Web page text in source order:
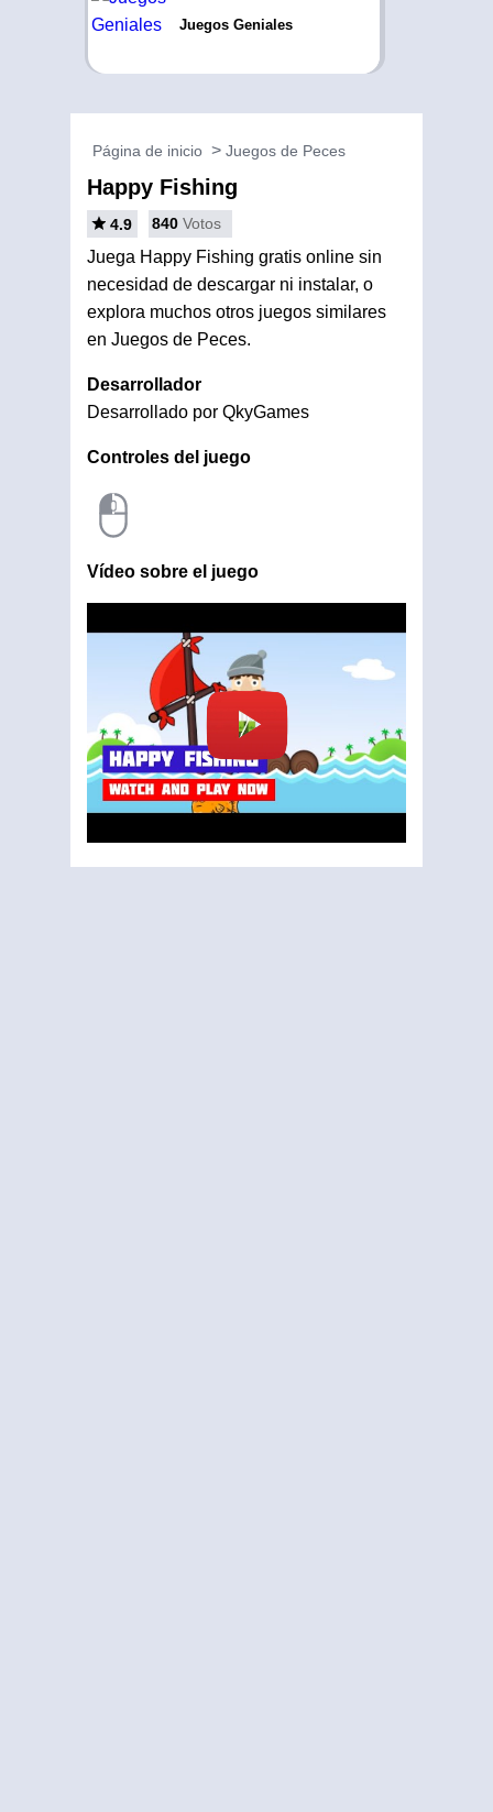
Juegos Geniales
Página de inicio Juegos de Peces
Happy Fishing
4.9 840 Votos
Juega Happy Fishing gratis online sin
necesidad de descargar ni instalar, o
explora muchos otros juegos similares
en Juegos de Peces.
Desarrollador
Desarrollado por QkyGames
Controles del juego
Vídeo sobre el juego